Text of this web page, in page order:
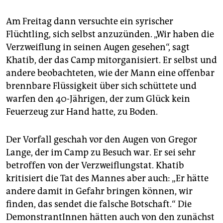
Am Freitag dann versuchte ein syrischer
Flüchtling, sich selbst anzuzünden. „Wir haben die
Verzweiflung in seinen Augen gesehen“, sagt
Khatib, der das Camp mitorganisiert. Er selbst und
andere beobachteten, wie der Mann eine offenbar
brennbare Flüssigkeit über sich schüttete und
warfen den 40-Jährigen, der zum Glück kein
Feuerzeug zur Hand hatte, zu Boden.
Der Vorfall geschah vor den Augen von Gregor
Lange, der im Camp zu Besuch war. Er sei sehr
betroffen von der Verzweiflungstat. Khatib
kritisiert die Tat des Mannes aber auch: „Er hätte
andere damit in Gefahr bringen können, wir
finden, das sendet die falsche Botschaft.“ Die
DemonstrantInnen hätten auch von den zunächst